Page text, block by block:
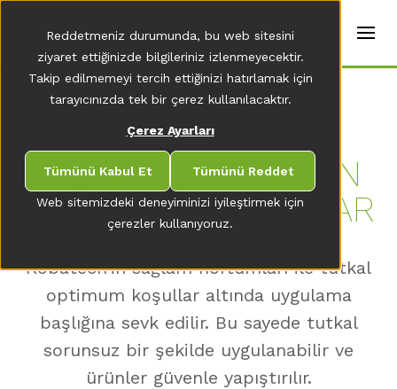
Web sitemizdeki deneyiminizi iyileştirmek için
çerezler kullanıyoruz.
Reddetmeniz durumunda, bu web sitesini
ziyaret ettiğinizde bilgileriniz izlenmeyecektir.
Takip edilmemeyi tercih ettiğinizi hatırlamak için
tarayıcınızda tek bir çerez kullanılacaktır.
Çerez Ayarları
Tümünü Kabul Et Tümünü Reddet
t
r
s
E
n
s
h
)
GÜVENLİ TUTKAL
UYGULAMALARI İÇİN
SAĞLAM HORTUMLAR
Robatech’in sağlam hortumları ile tutkal
optimum koşullar altında uygulama
başlığına sevk edilir. Bu sayede tutkal
sorunsuz bir şekilde uygulanabilir ve
ürünler güvenle yapıştırılır.